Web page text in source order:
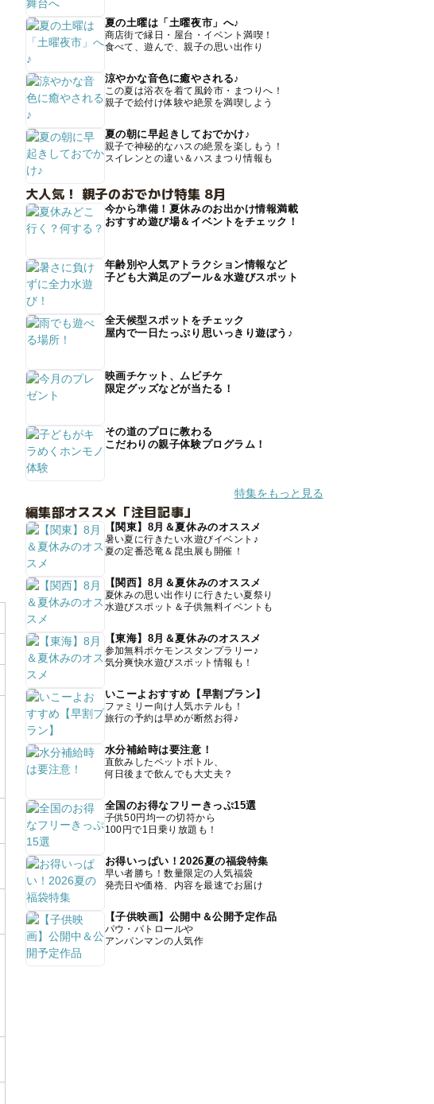
夏の土曜は「土曜夜市」へ♪
商店街で縁日・屋台・イベント満喫！
食べて、遊んで、親子の思い出作り
涼やかな音色に癒やされる♪
この夏は浴衣を着て風鈴市・まつりへ！
親子で絵付け体験や絶景を満喫しよう
夏の朝に早起きしておでかけ♪
親子で神秘的なハスの絶景を楽しもう！
スイレンとの違い＆ハスまつり情報も
大人気！ 親子のおでかけ特集 8月
今から準備！夏休みのお出かけ情報満載
おすすめ遊び場＆イベントをチェック！
年齢別や人気アトラクション情報など
子ども大満足のプール＆水遊びスポット
全天候型スポットをチェック
屋内で一日たっぷり思いっきり遊ぼう♪
映画チケット、ムビチケ
限定グッズなどが当たる！
その道のプロに教わる
こだわりの親子体験プログラム！
特集をもっと見る
編集部オススメ「注目記事」
【関東】8月＆夏休みのオススメ
暑い夏に行きたい水遊びイベント♪
夏の定番恐竜＆昆虫展も開催！
【関西】8月＆夏休みのオススメ
夏休みの思い出作りに行きたい夏祭り
水遊びスポット＆子供無料イベントも
【東海】8月＆夏休みのオススメ
参加無料ポケモンスタンプラリー♪
気分爽快水遊びスポット情報も！
いこーよおすすめ【早割プラン】
ファミリー向け人気ホテルも！
旅行の予約は早めが断然お得♪
水分補給時は要注意！
直飲みしたペットボトル、
何日後まで飲んでも大丈夫？
全国のお得なフリーきっぷ15選
子供50円均一の切符から
100円で1日乗り放題も！
お得いっぱい！2026夏の福袋特集
早い者勝ち！数量限定の人気福袋
発売日や価格、内容を最速でお届け
【子供映画】公開中＆公開予定作品
パウ・パトロールや
アンパンマンの人気作